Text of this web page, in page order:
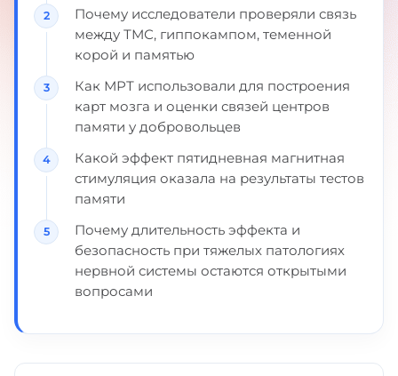
Почему исследователи проверяли связь
между ТМС, гиппокампом, теменной
корой и памятью
Как МРТ использовали для построения
карт мозга и оценки связей центров
памяти у добровольцев
Какой эффект пятидневная магнитная
стимуляция оказала на результаты тестов
памяти
Почему длительность эффекта и
безопасность при тяжелых патологиях
нервной системы остаются открытыми
вопросами